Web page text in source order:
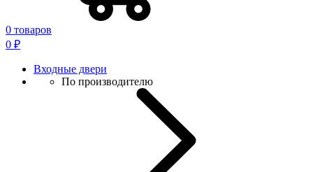
0 товаров
0 ₽
Входные двери
По производителю